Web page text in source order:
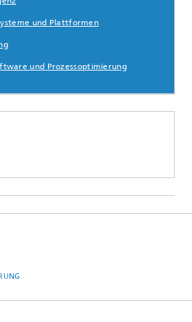
und Plattformen
und Prozessoptimierung